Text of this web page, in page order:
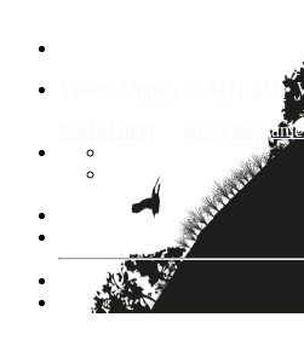
Yakso • Oppers 58 8471 ZM •